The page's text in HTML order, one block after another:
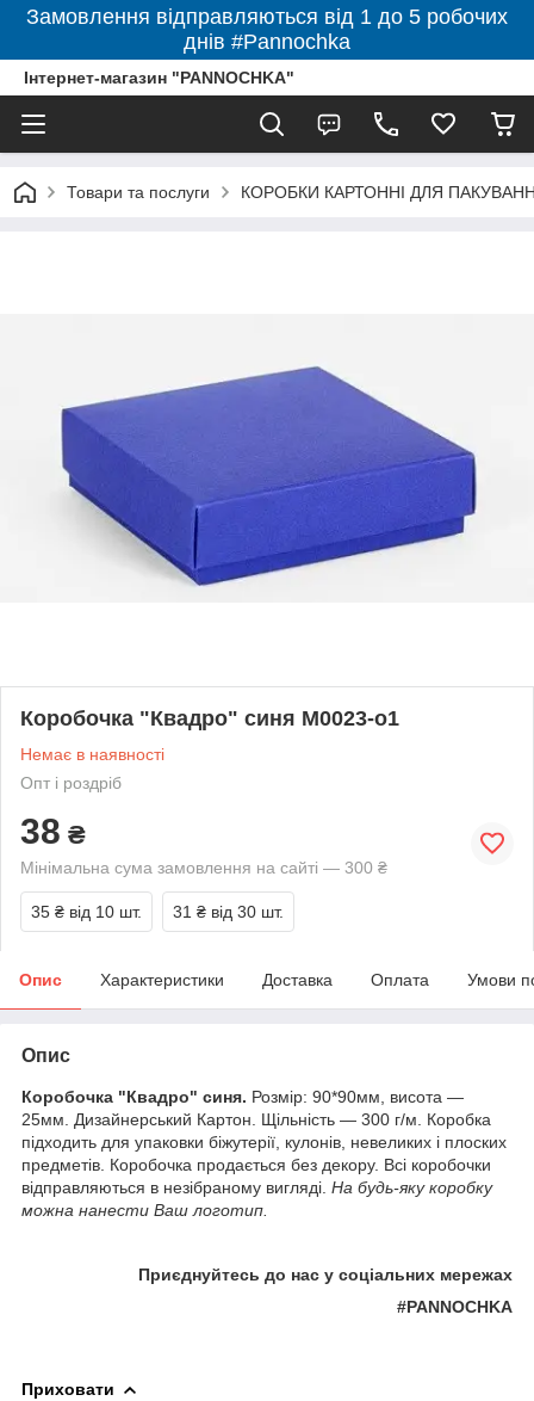
Замовлення відправляються від 1 до 5 робочих
днів #Pannochka
Інтернет-магазин "PANNOCHKA"
Товари та послуги КОРОБКИ КАРТОННІ ДЛЯ ПАКУВАННЯ
Коробочка "Квадро" синя М0023-о1
Немає в наявності
Опт і роздріб
38 ₴
Мінімальна сума замовлення на сайті — 300 ₴
35 ₴ від 10 шт. 31 ₴ від 30 шт.
Опис Характеристики Доставка Оплата Умови
Опис
Коробочка "Квадро" синя. Розмір: 90*90мм, висота ―
25мм. Дизайнерський Картон. Щільність ― 300 г/м. Коробка
підходить для упаковки біжутерії, кулонів, невеликих і плоских
предметів. Коробочка продається без декору. Всі коробочки
відправляються в незібраному вигляді. На будь-яку коробку
можна нанести Ваш логотип.
Приєднуйтесь до нас у соціальних мережах
#PANNOCHKA
Приховати